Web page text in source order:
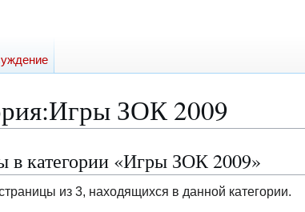
:Игры ЗОК 2009
в категории «Игры ЗОК 2009»
из 3, находящихся в данной категории.